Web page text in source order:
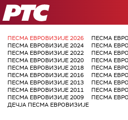
РТС
ПЕСМА ЕВРОВИЗИЈЕ 2026
ПЕСМА
ПЕСМА ЕВРОВИЗИЈЕ 2024
ПЕСМА
ПЕСМА ЕВРОВИЗИЈЕ 2022
ПЕСМА
ПЕСМА ЕВРОВИЗИЈЕ 2020
ПЕСМА
ПЕСМА ЕВРОВИЗИЈЕ 2018
ПЕСМА
ПЕСМА ЕВРОВИЗИЈЕ 2016
ПЕСМА
ПЕСМА ЕВРОВИЗИЈЕ 2013
ПЕСМА
ПЕСМА ЕВРОВИЗИЈЕ 2011
ПЕСМА
ПЕСМА ЕВРОВИЗИЈЕ 2009
ПЕСМА
ДЕЧЈА ПЕСМА ЕВРОВИЗИЈЕ